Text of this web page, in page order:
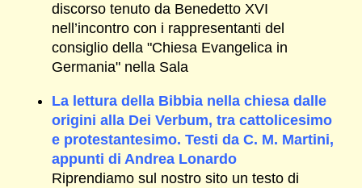
discorso tenuto da Benedetto XVI
nell’incontro con i rappresentanti del
consiglio della "Chiesa Evangelica in
Germania" nella Sala
La lettura della Bibbia nella chiesa dalle
origini alla Dei Verbum, tra cattolicesimo
e protestantesimo. Testi da C. M. Martini,
appunti di Andrea Lonardo
Riprendiamo sul nostro sito un testo di